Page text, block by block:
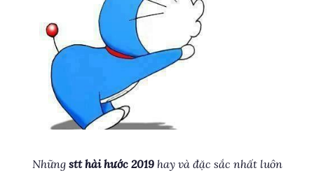
Những stt hài hước 2019hay và đặc sắc nhất luôn